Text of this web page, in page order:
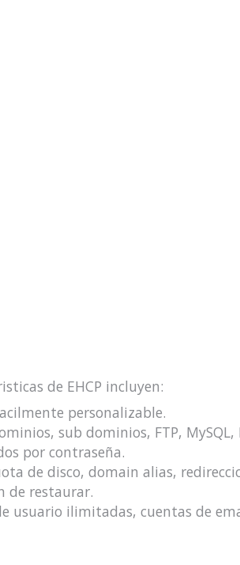
de EHCP incluyen:
personalizable.
sub dominios, FTP, MySQL,
por contraseña.
de disco, domain alias,
de restaurar.
usuario ilimitadas, cuentas de